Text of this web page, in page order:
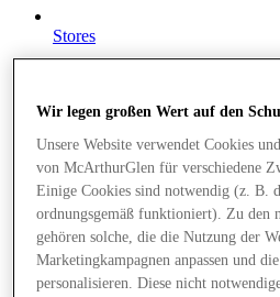
Stores
Wir legen großen Wert auf den
Unsere Website verwendet Cookies
von McArthurGlen für verschiedene
Einige Cookies sind notwendig (z. B.
ordnungsgemäß funktioniert). Zu den
gehören solche, die die Nutzung der
Marketingkampagnen anpassen und
personalisieren. Diese nicht